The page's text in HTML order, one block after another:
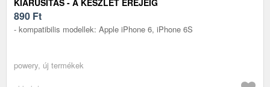
890 Ft
- kompatibilis modellek: Apple iPhone 6, iPhone 6S
powery, új termékek